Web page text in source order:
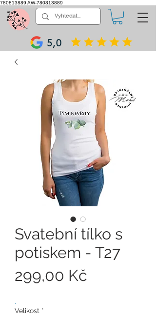
780813889 AW-780813889
5,0
Svatební tílko s
potiskem - T27
299,00 Kč
.
Velikost *